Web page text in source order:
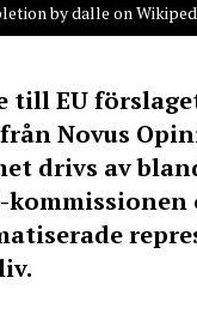
by dalle on
till EU
Novus
drivs av